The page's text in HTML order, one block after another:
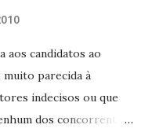
aos candidatos ao
muito parecida à
indecisos ou que
dos concorrentes